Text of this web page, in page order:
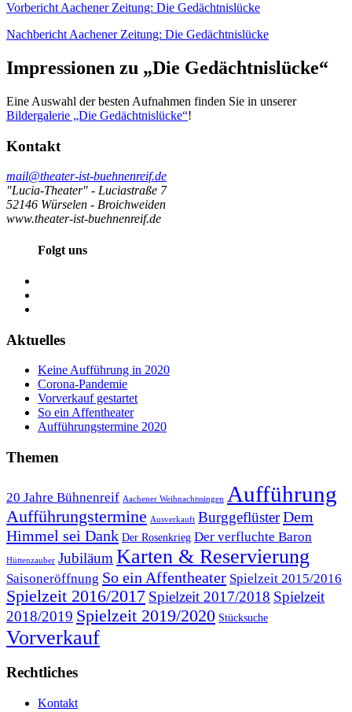
Vorbericht Aachener Zeitung: Die Gedächtnislücke
Nachbericht Aachener Zeitung: Die Gedächtnislücke
Impressionen zu „Die Gedächtnislücke“
Eine Auswahl der besten Aufnahmen finden Sie in unserer
Bildergalerie „Die Gedächtnislücke“!
Kontakt
mail@theater-ist-buehnenreif.de
"Lucia-Theater" - Luciastraße 7
52146 Würselen - Broichweiden
www.theater-ist-buehnenreif.de
Folgt uns
Aktuelles
Keine Aufführung in 2020
Corona-Pandemie
Vorverkauf gestartet
So ein Affentheater
Aufführungstermine 2020
Themen
20 Jahre Bühnenreif Aachener Weihnachtssingen Aufführung
Aufführungstermine Ausverkauft BurggeflüsterDem
Himmel sei Dank Der Rosenkrieg Der verfluchte Baron
Hüttenzauber Jubiläum Karten & Reservierung
Saisoneröffnung So ein Affentheater Spielzeit 2015/2016
Spielzeit 2016/2017 Spielzeit 2017/2018 Spielzeit
2018/2019 Spielzeit 2019/2020 Stücksuche
Vorverkauf
Rechtliches
Kontakt